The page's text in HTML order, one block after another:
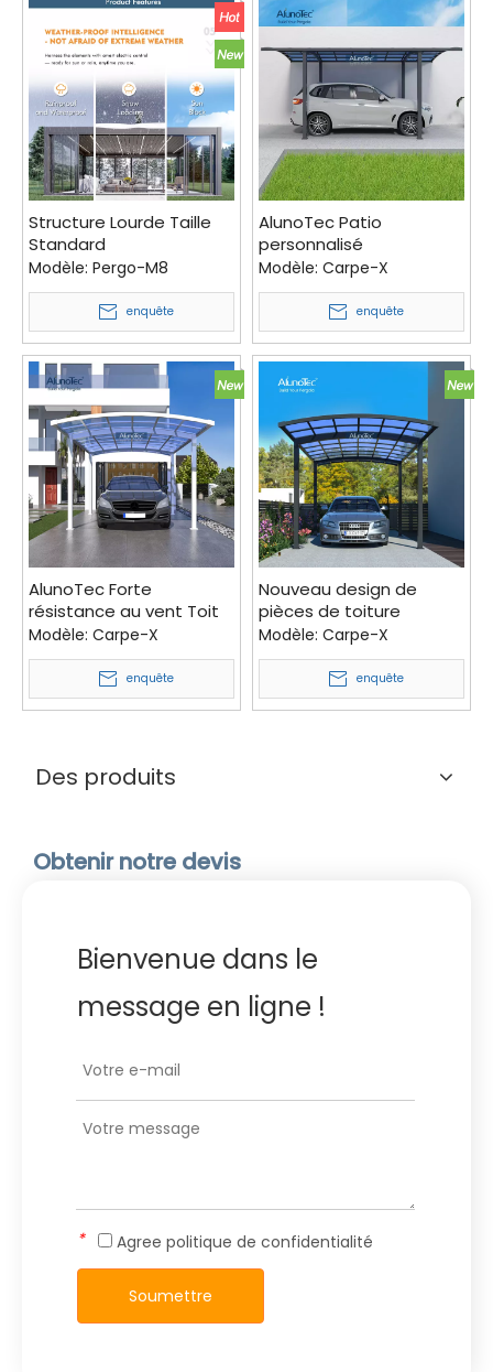
Structure Lourde Taille
Standard
Personnalisable Pergo-
M8 Pergola Bioclimatique
Auvent en Aluminium Kit
de Toit de Gazebo
Extérieur Toit de Patio à
Persiennes
Modèle: Pergo-M8
enquête
AlunoTec Patio
personnalisé
autoportant en métal
auvent en porte-à-faux
kits d'abri de garage à
vendre
Modèle: Carpe-X
enquête
AlunoTec Forte
résistance au vent Toit
extérieur abri de voiture
pare-soleil couverture
Modèle: Carpe-X
enquête
Nouveau design de
pièces de toiture
extérieure abri de
garage abri de voiture
Modèle: Carpe-X
enquête
Des produits
Obtenir notre devis
Bienvenue dans le
message en ligne !
* Agree politique de confidentialité
Soumettre